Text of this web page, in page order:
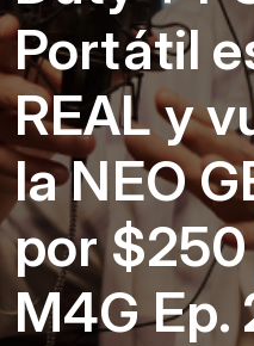
Portátil
REAL y
la NEO
por
M4G Ep.